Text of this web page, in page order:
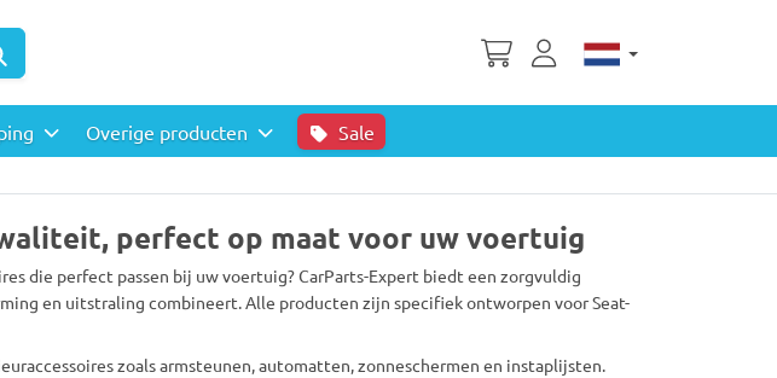
Overige producten Sale
perfect op maat voor uw voertuig
die perfect passen bij uw voertuig? CarParts-Expert biedt een zorgvuldig
en uitstraling combineert. Alle producten zijn specifiek ontworpen voor Seat-
zoals armsteunen, automatten, zonneschermen en instaplijsten.